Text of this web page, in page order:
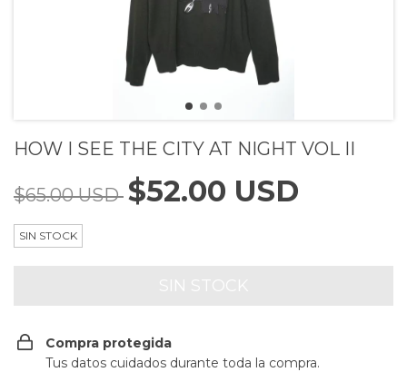
HOW I SEE THE CITY AT NIGHT VOL II
$65.00 USD $52.00 USD
SIN STOCK
Compra protegida
Tus datos cuidados durante toda la compra.